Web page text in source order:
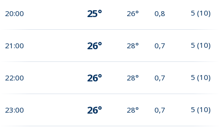
20:00 25° 26° 0,8 5 (10)
21:00 26° 28° 0,7 5 (10)
22:00 26° 28° 0,7 5 (10)
23:00 26° 28° 0,7 5 (10)